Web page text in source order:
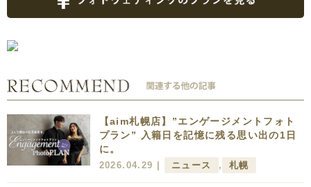
【aim札幌店】”エンゲージメントフォト
プラン” 入籍日を記憶に残る思い出の1日
に。
2026.04.29 | ニュース , 札幌